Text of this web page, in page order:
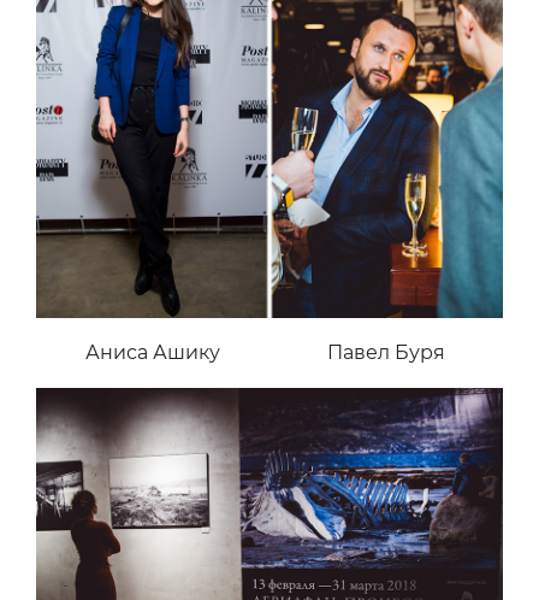
Аниса Ашику Павел Буря